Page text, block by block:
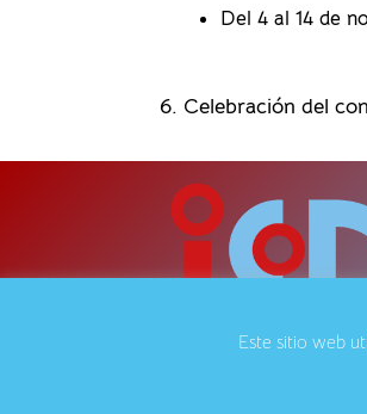
Del 4 al 14 de
6. Celebración del
Este sitio web